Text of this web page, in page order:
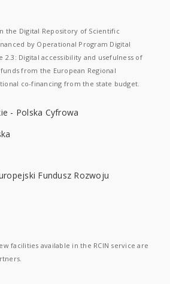
the Digital Repository of Scientific
by Operational Program Digital
2.3: Digital accessibility and usefulness of
from the European Regional
co-financing from the state budget.
facilities available in the RCIN service are